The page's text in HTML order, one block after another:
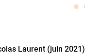
Laurent (juin 2021)